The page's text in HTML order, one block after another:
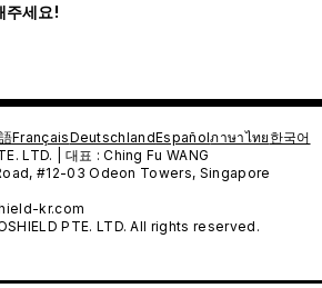
주세요!
FrançaisDeutschlandEspañolภาษาไทย 한국어
LTD. | 대표 : Ching Fu WANG
#12-03 Odeon Towers, Singapore
kr.com
PTE. LTD. All rights reserved.